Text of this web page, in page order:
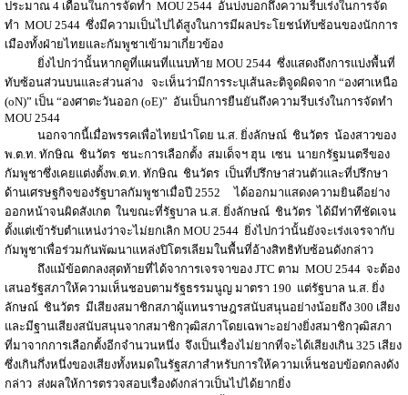
ประมาณ 4 เดือนในการจัดทำ MOU 2544 อันบ่งบอกถึงความรีบเร่งในการจัด
ทำ MOU 2544 ซึ่งมีความเป็นไปได้สูงในการมีผลประโยชน์ทับซ้อนของนักการ
เมืองทั้งฝ่ายไทยและกัมพูชาเข้ามาเกี่ยวข้อง
ยิ่งไปกว่านั้นหากดูที่แผนที่แนบท้าย MOU 2544 ซึ่งแสดงถึงการแบ่งพื้นที่
ทับซ้อนส่วนบนและส่วนล่าง จะเห็นว่ามีการระบุเส้นละติจูดผิดจาก “องศาเหนือ
(oN)” เป็น “องศาตะวันออก (oE)” อันเป็นการยืนยันถึงความรีบเร่งในการจัดทำ
MOU 2544
นอกจากนี้เมื่อพรรคเพื่อไทยนำโดย น.ส. ยิ่งลักษณ์ ชินวัตร น้องสาวของ
พ.ต.ท. ทักษิณ ชินวัตร ชนะการเลือกตั้ง สมเด็จฯ ฮุน เซน นายกรัฐมนตรีของ
กัมพูชาซึ่งเคยแต่งตั้งพ.ต.ท. ทักษิณ ชินวัตร เป็นที่ปรึกษาส่วนตัวและที่ปรึกษา
ด้านเศรษฐกิจของรัฐบาลกัมพูชาเมื่อปี 2552 ได้ออกมาแสดงความยินดีอย่าง
ออกหน้าจนผิดสังเกต ในขณะที่รัฐบาล น.ส. ยิ่งลักษณ์ ชินวัตร ได้มีท่าทีชัดเจน
ตั้งแต่เข้ารับตำแหน่งว่าจะไม่ยกเลิก MOU 2544 ยิ่งไปกว่านั้นยังจะเร่งเจรจากับ
กัมพูชาเพื่อร่วมกันพัฒนาแหล่งปิโตรเลียมในพื้นที่อ้างสิทธิทับซ้อนดังกล่าว
ถึงแม้ข้อตกลงสุดท้ายที่ได้จาการเจรจาของ JTC ตาม MOU 2544 จะต้อง
เสนอรัฐสภาให้ความเห็นชอบตามรัฐธรรมนูญ มาตรา 190 แต่รัฐบาล น.ส. ยิ่ง
ลักษณ์ ชินวัตร มีเสียงสมาชิกสภาผู้แทนราษฎรสนับสนุนอย่างน้อยถึง 300 เสียง
และมีฐานเสียงสนับสนุนจากสมาชิกวุฒิสภาโดยเฉพาะอย่างยิ่งสมาชิกวุฒิสภา
ที่มาจากการเลือกตั้งอีกจำนวนหนึ่ง จึงเป็นเรื่องไม่ยากที่จะได้เสียงเกิน 325 เสียง
ซึ่งเกินกึ่งหนึ่งของเสียงทั้งหมดในรัฐสภาสำหรับการให้ความเห็นชอบข้อตกลงดัง
กล่าว ส่งผลให้การตรวจสอบเรื่องดังกล่าวเป็นไปได้ยากยิ่ง